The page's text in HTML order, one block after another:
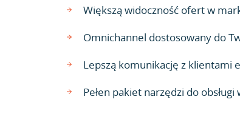
Większą widoczność ofert w
Omnichannel dostosowany do
Lepszą komunikację z klientami
Pełen pakiet narzędzi do